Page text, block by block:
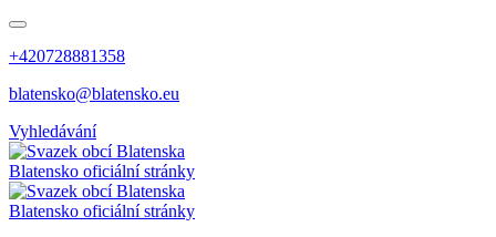
+420728881358
blatensko@blatensko.eu
Vyhledávání
Blatensko oficiální stránky
Blatensko oficiální stránky